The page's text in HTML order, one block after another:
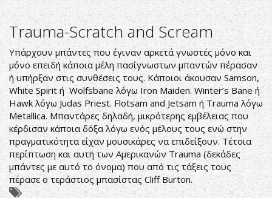
Trauma-Scratch and Scream
Υπάρχουν μπάντες που έγιναν αρκετά γνωστές μόνο και
μόνο επειδή κάποια μέλη πασίγνωστων μπαντών πέρασαν
ή υπήρξαν στις συνθέσεις τους. Κάποιοι άκουσαν Samson,
White Spirit ή Wolfsbane λόγω Iron Maiden. Winter’s Bane ή
Hawk λόγω Judas Priest. Flotsam and Jetsam ή Trauma λόγω
Metallica. Μπαντάρες δηλαδή, μικρότερης εμβέλειας που
κέρδισαν κάποια δόξα λόγω ενός μέλους τους ενώ στην
πραγματικότητα είχαν μουσικάρες να επιδείξουν. Τέτοια
περίπτωση και αυτή των Αμερικανών Trauma (δεκάδες
μπάντες με αυτό το όνομα) που από τις τάξεις τους
πέρασε ο τεράστιος μπασίστας Cliff Burton.